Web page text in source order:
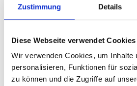
Zustimmung Details
Diese Webseite verwendet Cookies
Wir verwenden Cookies, um Inhalte
personalisieren, Funktionen für
zu können und die Zugriffe auf
mitunter plötzlich – Hürden,
waren.
So ist es z. B. für Menschen mit
Herausforderung einen Termin
vereinbaren und diesen
wahrzunehmen.